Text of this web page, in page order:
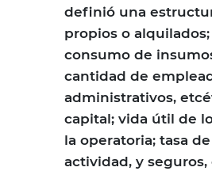
definió una
propios o
consumo de
cantidad de
administrativos,
capital; vida útil de
la operatoria; tasa
actividad, y